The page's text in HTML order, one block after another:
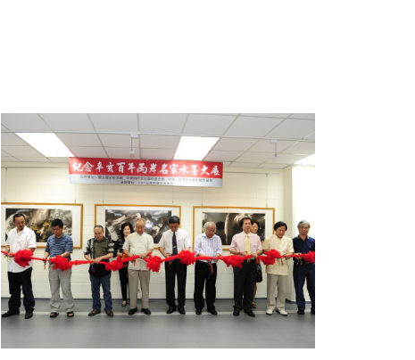
中華兩岸文化藝術基金會-紀念辛亥百年兩岸名家水墨大展